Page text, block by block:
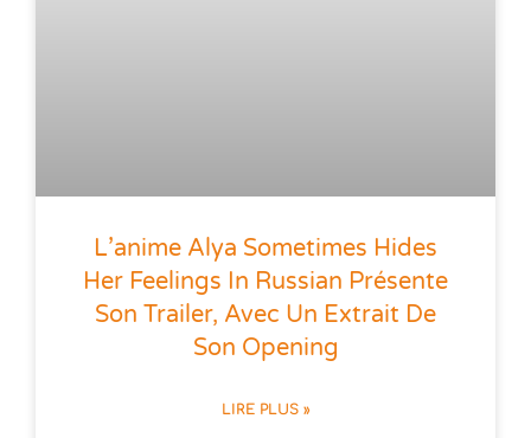
L’anime Alya Sometimes Hides
Her Feelings In Russian Présente
Son Trailer, Avec Un Extrait De
Son Opening
LIRE PLUS »